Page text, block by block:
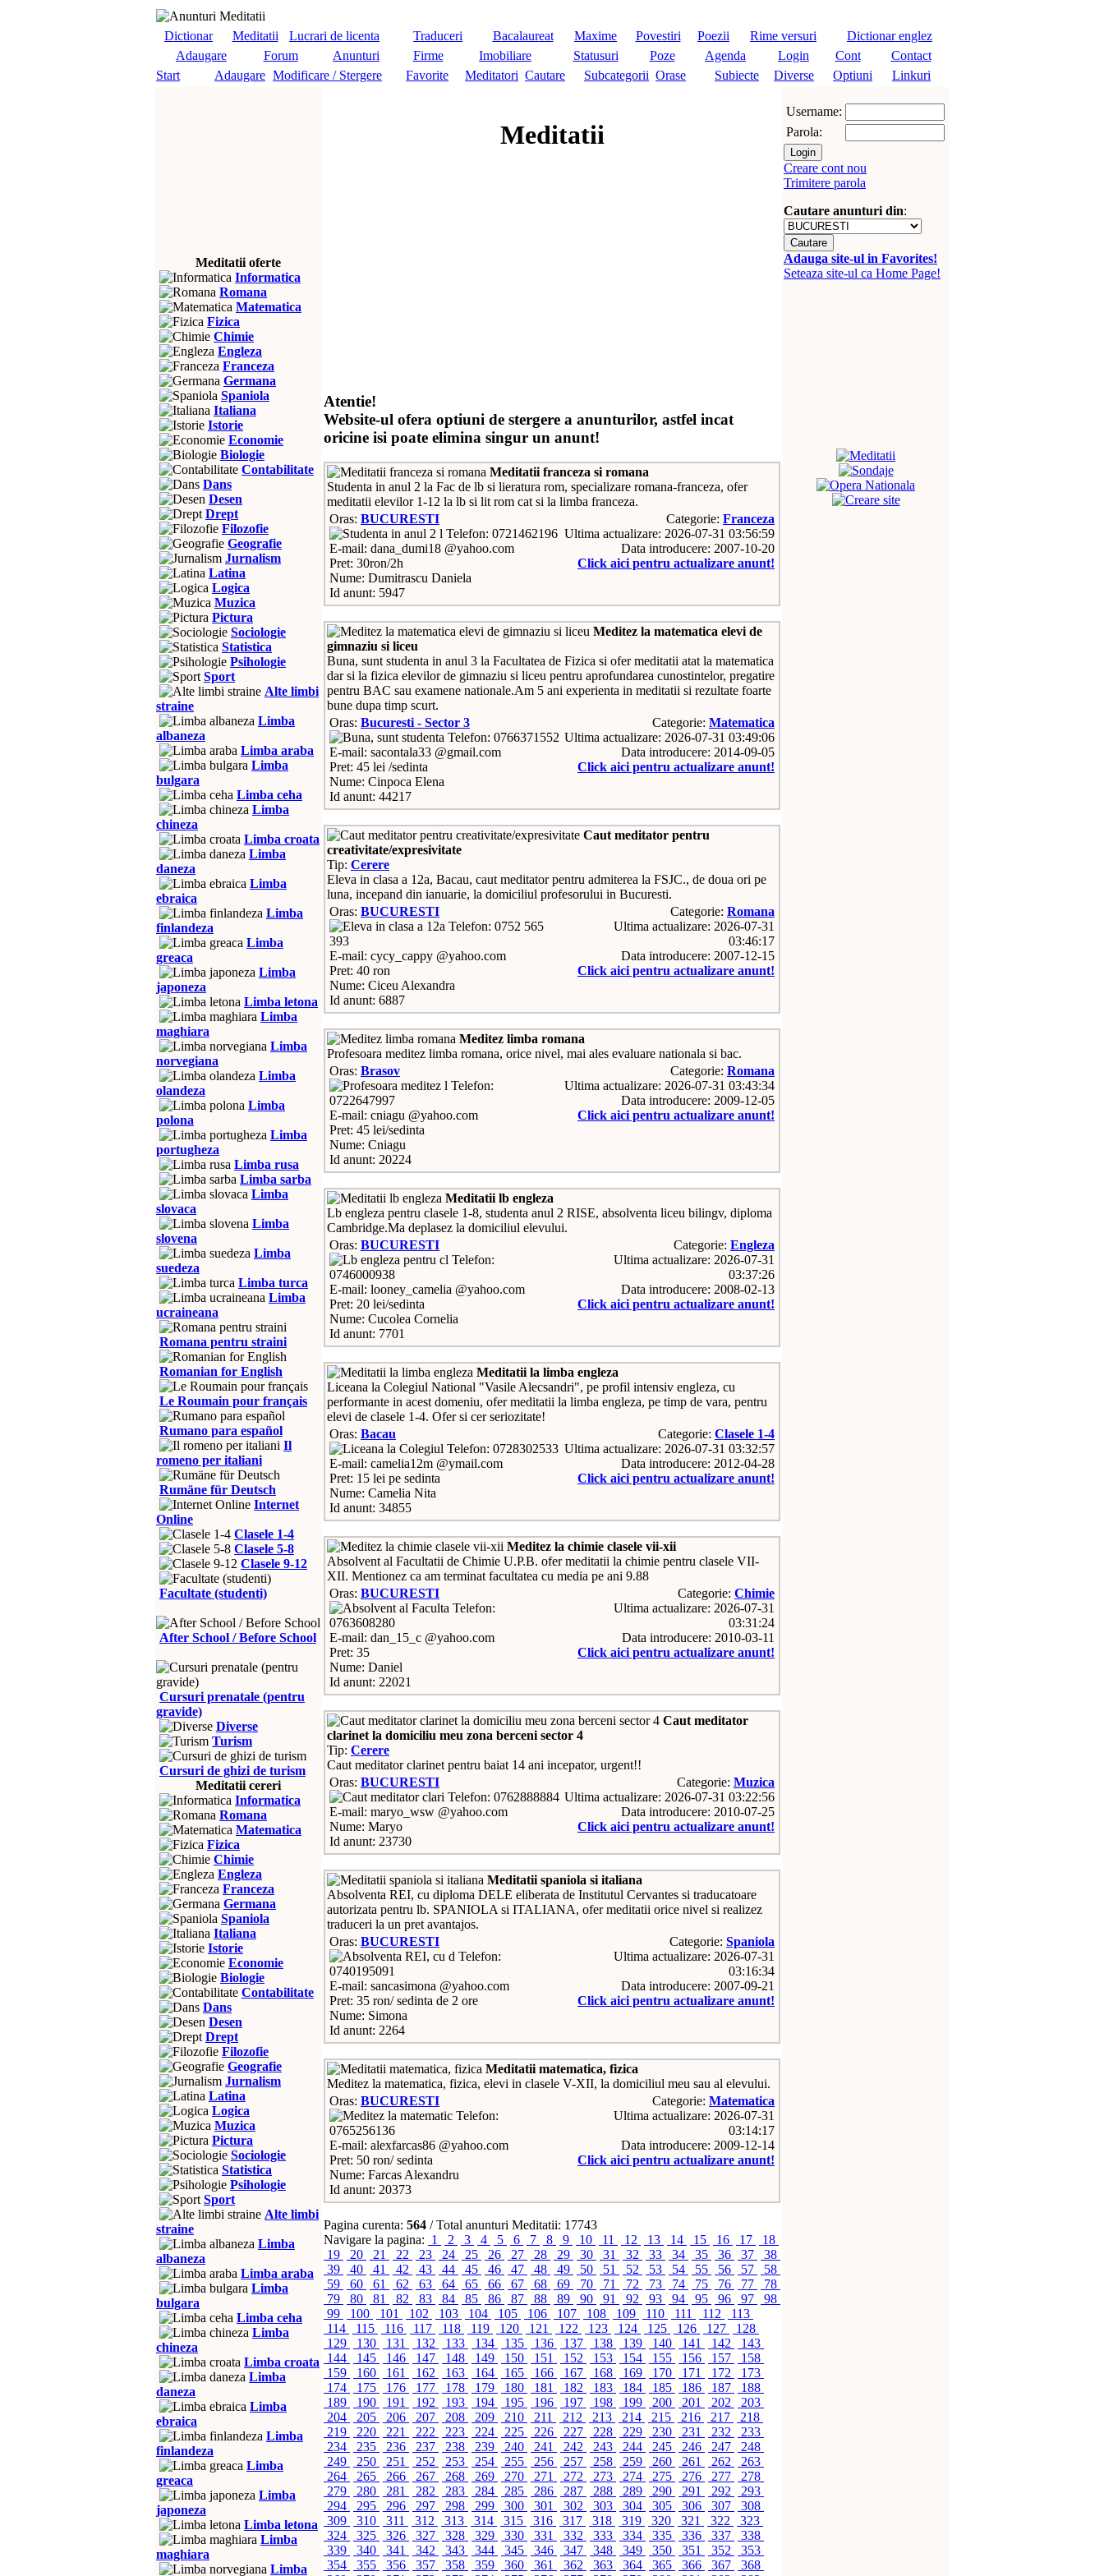
Dictionar Meditatii Lucrari de licenta Traduceri Bacalaureat Maxime Povestiri Poezii Rime versuri
Dictionar englez
Adaugare
Forum Anunturi Firme Imobiliare Statusuri Poze Agenda Login Cont
Contact
Start
Adaugare Modificare / Stergere Favorite Meditatori Cautare Subcategorii Orase Subiecte Diverse Optiuni Linkuri
Meditatii oferte
Informatica
Romana
Matematica
Fizica
Chimie
Engleza
Franceza
Germana
Spaniola
Italiana
Istorie
Economie
Biologie
Contabilitate
Dans
Desen
Drept
Filozofie
Geografie
Jurnalism
Latina
Logica
Muzica
Pictura
Sociologie
Statistica
Psihologie
Sport
Alte limbi
straine
Limba
albaneza
Limba araba
Limba
bulgara
Limba ceha
Limba
chineza
Limba croata
Limba
daneza
Limba
ebraica
Limba
finlandeza
Limba
greaca
Limba
japoneza
Limba letona
Limba
maghiara
Limba
norvegiana
Limba
olandeza
Limba
polona
Limba
portugheza
Limba rusa
Limba sarba
Limba
slovaca
Limba
slovena
Limba
suedeza
Limba turca
Limba
ucraineana
Romana pentru straini
Romanian for English
Le Roumain pour français
Rumano para español
Il
romeno per italiani
Rumäne für Deutsch
Internet
Online
Clasele 1-4
Clasele 5-8
Clasele 9-12
Facultate (studenti)
After School / Before School
Cursuri prenatale (pentru
gravide)
Diverse
Turism
Cursuri de ghizi de turism
Meditatii cereri
Informatica
Romana
Matematica
Fizica
Chimie
Engleza
Franceza
Germana
Spaniola
Italiana
Istorie
Economie
Biologie
Contabilitate
Dans
Desen
Drept
Filozofie
Geografie
Jurnalism
Latina
Logica
Muzica
Pictura
Sociologie
Statistica
Psihologie
Sport
Alte limbi
straine
Limba
albaneza
Limba araba
Limba
bulgara
Limba ceha
Limba
chineza
Limba croata
Limba
daneza
Limba
ebraica
Limba
finlandeza
Limba
greaca
Limba
japoneza
Limba letona
Limba
maghiara
Limba
Meditatii
Atentie!
Website-ul ofera optiuni de stergere a anunturilor, astfel incat
oricine isi poate elimina singur un anunt!
Meditatii franceza si romana
Studenta in anul 2 la Fac de lb si lieratura rom, specializare romana-franceza, ofer
meditatii elevilor 1-12 la lb si lit rom cat si la limba franceza.
Oras: BUCURESTI
Telefon: 0721462196
E-mail: dana_dumi18 @yahoo.com
Pret: 30ron/2h
Nume: Dumitrascu Daniela
Id anunt: 5947
Categorie: Franceza
Ultima actualizare: 2026-07-31 03:56:59
Data introducere: 2007-10-20
Click aici pentru actualizare anunt!
Meditez la matematica elevi de
gimnaziu si liceu
Buna, sunt studenta in anul 3 la Facultatea de Fizica si ofer meditatii atat la matematica
dar si la fizica elevilor de gimnaziu si liceu pentru aprofundarea cunostintelor, pregatire
pentru BAC sau examene nationale.Am 5 ani experienta in meditatii si rezultate foarte
bune dupa timp scurt.
Oras: Bucuresti - Sector 3
Telefon: 0766371552
E-mail: sacontala33 @gmail.com
Pret: 45 lei /sedinta
Nume: Cinpoca Elena
Id anunt: 44217
Categorie: Matematica
Ultima actualizare: 2026-07-31 03:49:06
Data introducere: 2014-09-05
Click aici pentru actualizare anunt!
Caut meditator pentru
creativitate/expresivitate
Tip: Cerere
Eleva in clasa a 12a, Bacau, caut meditator pentru admiterea la FSJC., de doua ori pe
luna, incepand din ianuarie, la domiciliul profesorului in Bucuresti.
Oras: BUCURESTI
Telefon: 0752 565
393
E-mail: cycy_cappy @yahoo.com
Pret: 40 ron
Nume: Ciceu Alexandra
Id anunt: 6887
Categorie: Romana
Ultima actualizare: 2026-07-31
03:46:17
Data introducere: 2007-12-15
Click aici pentru actualizare anunt!
Meditez limba romana
Profesoara meditez limba romana, orice nivel, mai ales evaluare nationala si bac.
Oras: Brasov
Telefon:
0722647997
E-mail: cniagu @yahoo.com
Pret: 45 lei/sedinta
Nume: Cniagu
Id anunt: 20224
Categorie: Romana
Ultima actualizare: 2026-07-31 03:43:34
Data introducere: 2009-12-05
Click aici pentru actualizare anunt!
Meditatii lb engleza
Lb engleza pentru clasele 1-8, studenta anul 2 RISE, absolventa liceu bilingv, diploma
Cambridge.Ma deplasez la domiciliul elevului.
Oras: BUCURESTI
Telefon:
0746000938
E-mail: looney_camelia @yahoo.com
Pret: 20 lei/sedinta
Nume: Cucolea Cornelia
Id anunt: 7701
Categorie: Engleza
Ultima actualizare: 2026-07-31
03:37:26
Data introducere: 2008-02-13
Click aici pentru actualizare anunt!
Meditatii la limba engleza
Liceana la Colegiul National "Vasile Alecsandri", pe profil intensiv engleza, cu
performante in acest domeniu, ofer meditatii la limba engleza, pe timp de vara, pentru
elevi de clasele 1-4. Ofer si cer seriozitate!
Oras: Bacau
Telefon: 0728302533
E-mail: camelia12m @ymail.com
Pret: 15 lei pe sedinta
Nume: Camelia Nita
Id anunt: 34855
Categorie: Clasele 1-4
Ultima actualizare: 2026-07-31 03:32:57
Data introducere: 2012-04-28
Click aici pentru actualizare anunt!
Meditez la chimie clasele vii-xii
Absolvent al Facultatii de Chimie U.P.B. ofer meditatii la chimie pentru clasele VII-
XII. Mentionez ca am terminat facultatea cu media pe ani 9.88
Oras: BUCURESTI
Telefon:
0763608280
E-mail: dan_15_c @yahoo.com
Pret: 35
Nume: Daniel
Id anunt: 22021
Categorie: Chimie
Ultima actualizare: 2026-07-31
03:31:24
Data introducere: 2010-03-11
Click aici pentru actualizare anunt!
Caut meditator
clarinet la domiciliu meu zona berceni sector 4
Tip: Cerere
Caut meditator clarinet pentru baiat 14 ani incepator, urgent!!
Oras: BUCURESTI
Telefon: 0762888884
E-mail: maryo_wsw @yahoo.com
Nume: Maryo
Id anunt: 23730
Categorie: Muzica
Ultima actualizare: 2026-07-31 03:22:56
Data introducere: 2010-07-25
Click aici pentru actualizare anunt!
Meditatii spaniola si italiana
Absolventa REI, cu diploma DELE eliberata de Institutul Cervantes si traducatoare
autorizata pentru lb. SPANIOLA si ITALIANA, ofer meditatii orice nivel si realizez
traduceri la un pret avantajos.
Oras: BUCURESTI
Telefon:
0740195091
E-mail: sancasimona @yahoo.com
Pret: 35 ron/ sedinta de 2 ore
Nume: Simona
Id anunt: 2264
Categorie: Spaniola
Ultima actualizare: 2026-07-31
03:16:34
Data introducere: 2007-09-21
Click aici pentru actualizare anunt!
Meditatii matematica, fizica
Meditez la matematica, fizica, elevi in clasele V-XII, la domiciliul meu sau al elevului.
Oras: BUCURESTI
Telefon:
0765256136
E-mail: alexfarcas86 @yahoo.com
Pret: 50 ron/ sedinta
Nume: Farcas Alexandru
Id anunt: 20373
Categorie: Matematica
Ultima actualizare: 2026-07-31
03:14:17
Data introducere: 2009-12-14
Click aici pentru actualizare anunt!
Pagina curenta: 564 / Total anunturi Meditatii: 17743
Navigare la pagina: 1 2 3 4 5 6 7 8 9 10 11 12 13 14 15 16 17
18
19
20 21 22 23 24 25 26 27 28 29 30 31 32 33 34 35 36 37
38
39
40 41 42 43 44 45 46 47 48 49 50 51 52 53 54 55 56 57
58
59
60 61 62 63 64 65 66 67 68 69 70 71 72 73 74 75 76 77
78
79
80 81 82 83 84 85 86 87 88 89 90 91 92 93 94 95 96 97
98
99
100 101 102 103 104 105 106 107 108 109 110 111 112
113
114
115 116 117 118 119 120 121 122 123 124 125 126 127
128
129
130 131 132 133 134 135 136 137 138 139 140 141 142
143
144
145 146 147 148 149 150 151 152 153 154 155 156 157
158
159
160 161 162 163 164 165 166 167 168 169 170 171 172
173
174
175 176 177 178 179 180 181 182 183 184 185 186 187
188
189
190 191 192 193 194 195 196 197 198 199 200 201 202
203
204
205 206 207 208 209 210 211 212 213 214 215 216 217
218
219
220 221 222 223 224 225 226 227 228 229 230 231 232
233
234
235 236 237 238 239 240 241 242 243 244 245 246 247
248
249
250 251 252 253 254 255 256 257 258 259 260 261 262
263
264
265 266 267 268 269 270 271 272 273 274 275 276 277
278
279
280 281 282 283 284 285 286 287 288 289 290 291 292
293
294
295 296 297 298 299 300 301 302 303 304 305 306 307
308
309
310 311 312 313 314 315 316 317 318 319 320 321 322
323
324
325 326 327 328 329 330 331 332 333 334 335 336 337
338
339
340 341 342 343 344 345 346 347 348 349 350 351 352
353
354
355 356 357 358 359 360 361 362 363 364 365 366 367
368
Username:
Parola:
Creare cont nou
Trimitere parola
Cautare anunturi din:
Adauga site-ul in Favorites!
Seteaza site-ul ca Home Page!